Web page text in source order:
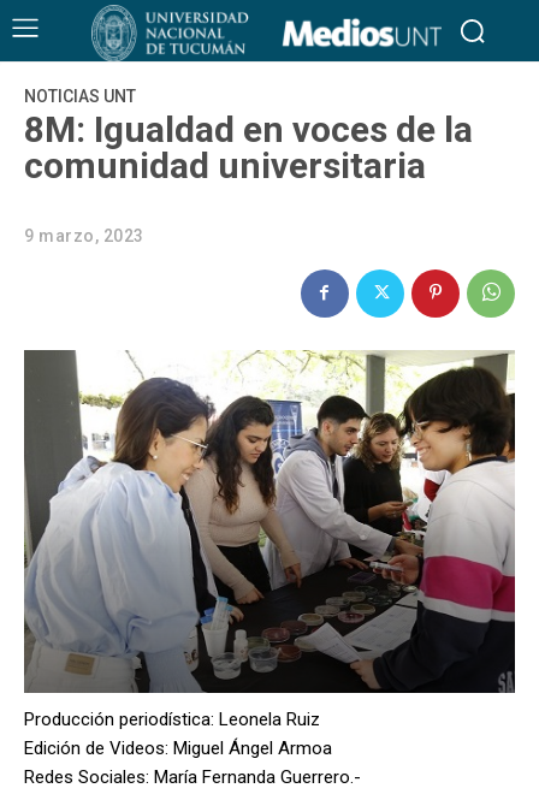
NOTICIAS UNT
8M: Igualdad en voces de la
comunidad universitaria
9 marzo, 2023
Producción periodística: Leonela Ruiz
Edición de Videos: Miguel Ángel Armoa
Redes Sociales: María Fernanda Guerrero.-